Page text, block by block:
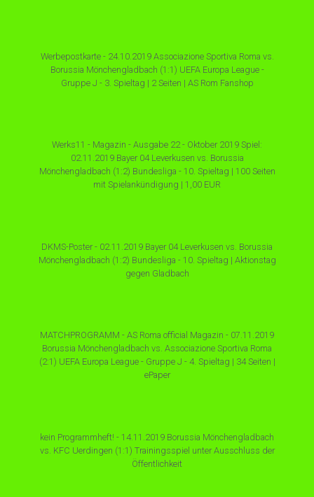
Werbepostkarte - 24.10.2019 Associazione Sportiva Roma vs.
Borussia Mönchengladbach (1:1) UEFA Europa League -
Gruppe J - 3. Spieltag | 2 Seiten | AS Rom Fanshop
Werks11 - Magazin - Ausgabe 22 - Oktober 2019 Spiel:
02.11.2019 Bayer 04 Leverkusen vs. Borussia
Mönchengladbach (1:2) Bundesliga - 10. Spieltag | 100 Seiten
mit Spielankündigung | 1,00 EUR
DKMS-Poster - 02.11.2019 Bayer 04 Leverkusen vs. Borussia
Mönchengladbach (1:2) Bundesliga - 10. Spieltag | Aktionstag
gegen Gladbach
MATCHPROGRAMM - AS Roma official Magazin - 07.11.2019
Borussia Mönchengladbach vs. Associazione Sportiva Roma
(2:1) UEFA Europa League - Gruppe J - 4. Spieltag | 34 Seiten |
ePaper
kein Programmheft! - 14.11.2019 Borussia Mönchengladbach
vs. KFC Uerdingen (1:1) Trainingsspiel unter Ausschluss der
Öffentlichkeit